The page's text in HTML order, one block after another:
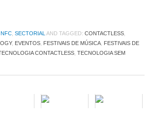
NFC, SECTORIAL AND TAGGED: CONTACTLESS,
, EVENTOS, FESTIVAIS DE MÚSICA, FESTIVAIS DE
CONTACTLESS, TECNOLOGIA SEM